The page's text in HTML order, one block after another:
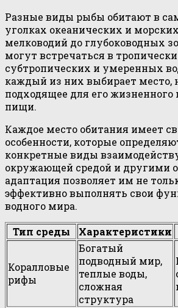
Разные виды рыбы обитают в
уголках океанических и
мелководий до глубоководных
могут встречаться в
субтропических и умеренных
каждый из них выбирает место,
подходящее для его жизненного
пищи.
Каждое место обитания имеет
особенности, которые
конкретные виды
окружающей средой и другими
адаптация позволяет им не
эффективно выполнять свои
водного мира.
Тип среды
Характеристики
Коралловые
рифы
Богатый
подводный мир,
теплые воды,
сложная
структура